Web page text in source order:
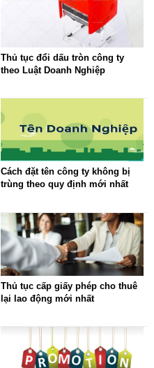
Thủ tục đổi dấu tròn công ty
theo Luật Doanh Nghiệp
Cách đặt tên công ty không bị
trùng theo quy định mới nhất
Thủ tục cấp giấy phép cho thuê
lại lao động mới nhất